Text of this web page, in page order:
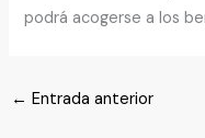
podrá acogerse a los
← Entrada anterior